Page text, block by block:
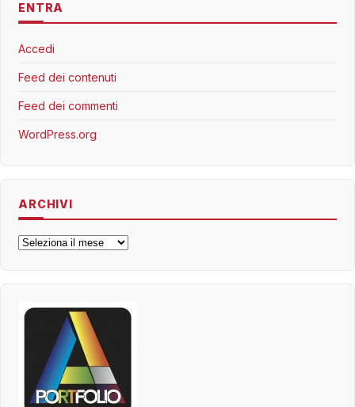
ENTRA
Accedi
Feed dei contenuti
Feed dei commenti
WordPress.org
ARCHIVI
Archivi